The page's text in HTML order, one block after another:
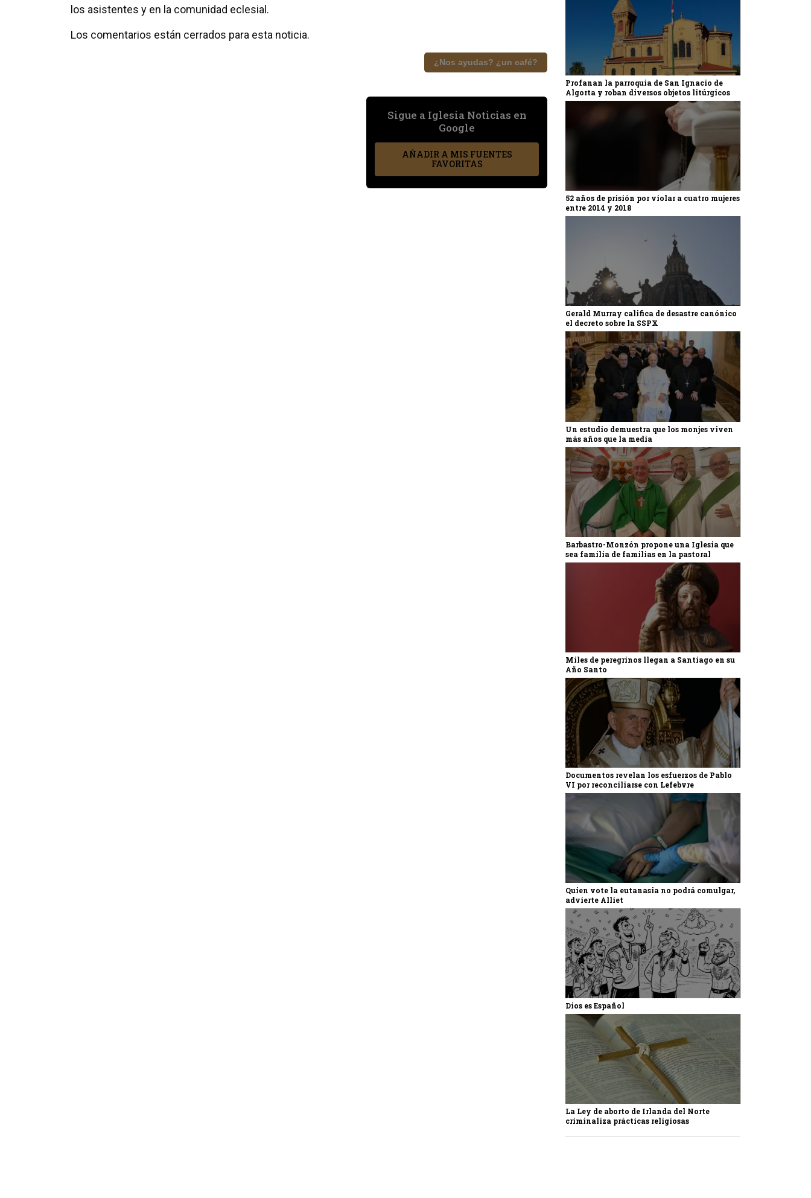
los asistentes y en la comunidad eclesial.
Los comentarios están cerrados para esta noticia.
¿Nos ayudas? ¿un café?
Sigue a Iglesia Noticias en
Google
AÑADIR A MIS FUENTES
FAVORITAS
Profanan la parroquia de San Ignacio de
Algorta y roban diversos objetos litúrgicos
52 años de prisión por violar a cuatro mujeres
entre 2014 y 2018
Gerald Murray califica de desastre canónico
el decreto sobre la SSPX
Un estudio demuestra que los monjes viven
más años que la media
Barbastro-Monzón propone una Iglesia que
sea familia de familias en la pastoral
Miles de peregrinos llegan a Santiago en su
Año Santo
Documentos revelan los esfuerzos de Pablo
VI por reconciliarse con Lefebvre
Quien vote la eutanasia no podrá comulgar,
advierte Alliet
Dios es Español
La Ley de aborto de Irlanda del Norte
criminaliza prácticas religiosas